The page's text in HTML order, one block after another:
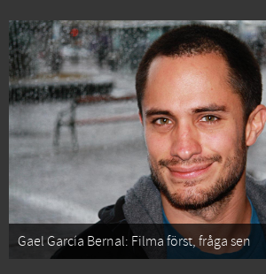
Gael García Bernal: Filma först, fråga sen